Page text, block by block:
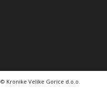
© Kronike Velike Gorice d.o.o.